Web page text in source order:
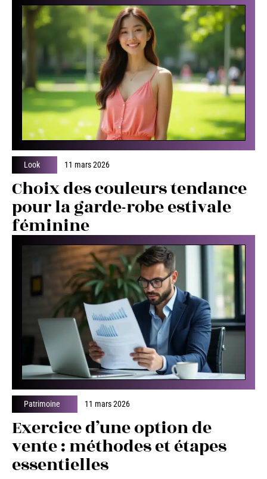
Look 11 mars 2026
Choix des couleurs tendance
pour la garde-robe estivale
féminine
Patrimoine 11 mars 2026
Exercice d’une option de
vente : méthodes et étapes
essentielles